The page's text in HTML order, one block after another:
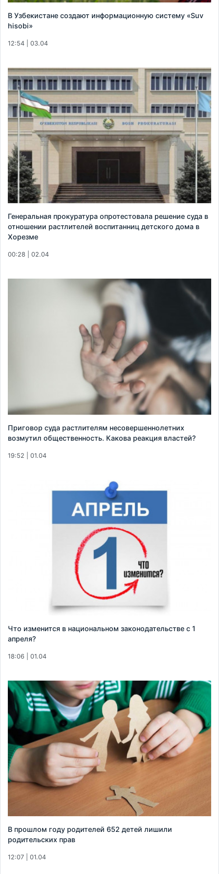
В Узбекистане создают информационную систему «Suv
hisobi»
12:54 | 03.04
Генеральная прокуратура опротестовала решение суда в
отношении растлителей воспитанниц детского дома в
Хорезме
00:28 | 02.04
Приговор суда растлителям несовершеннолетних
возмутил общественность. Какова реакция властей?
19:52 | 01.04
Что изменится в национальном законодательстве с 1
апреля?
18:06 | 01.04
В прошлом году родителей 652 детей лишили
родительских прав
12:07 | 01.04